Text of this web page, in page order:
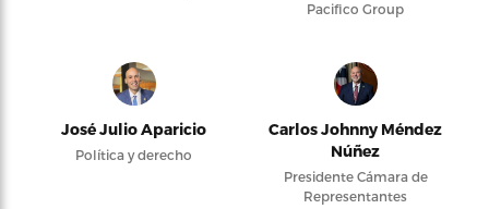
Pacifico Group
José Julio Aparicio
Política y derecho
Carlos Johnny Méndez
Núñez
Presidente Cámara de
Representantes